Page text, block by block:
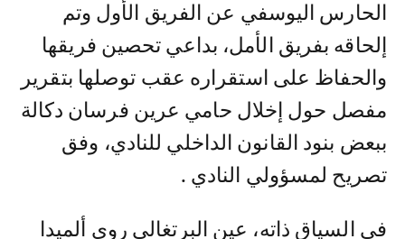
الحارس اليوسفي عن الفريق الأول وتم
إلحاقه بفريق الأمل، بداعي تحصين فريقها
والحفاظ على استقراره عقب توصلها بتقرير
مفصل حول إخلال حامي عرين فرسان دكالة
ببعض بنود القانون الداخلي للنادي، وفق
تصريح لمسؤولي النادي .
في السياق ذاته، عين البرتغالي روي ألميدا